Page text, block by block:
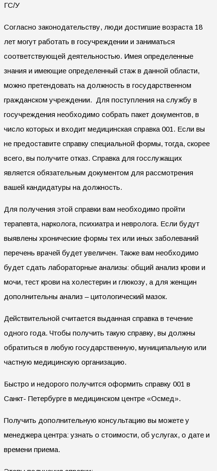
ГС/У
Согласно законодательству, люди достигшие возраста 18
лет могут работать в госучреждении и заниматься
соответствующей деятельностью. Имея определенные
знания и имеющие определенный стаж в данной области,
можно претендовать на должность в государственном
гражданском учреждении. Для поступления на службу в
госучреждения необходимо собрать пакет документов, в
число которых и входит медицинская справка 001. Если вы
не предоставите справку специальной формы, тогда, скорее
всего, вы получите отказ. Справка для госслужащих
является обязательным документом для рассмотрения
вашей кандидатуры на должность.
Для получения этой справки вам необходимо пройти
терапевта, нарколога, психиатра и невролога. Если будут
выявлены хронические формы тех или иных заболеваний
перечень врачей будет увеличен. Также вам необходимо
будет сдать лабораторные анализы: общий анализ крови и
мочи, тест крови на холестерин и глюкозу, а для женщин
дополнительны анализ – цитологический мазок.
Действительной считается выданная справка в течение
одного года. Чтобы получить такую справку, вы должны
обратиться в любую государственную, муниципальную или
частную медицинскую организацию.
Быстро и недорого получится оформить справку 001 в
Санкт- Петербурге в медицинском центре «Осмед».
Получить дополнительную консультацию вы можете у
менеджера центра: узнать о стоимости, об услугах, о дате и
времени приема.